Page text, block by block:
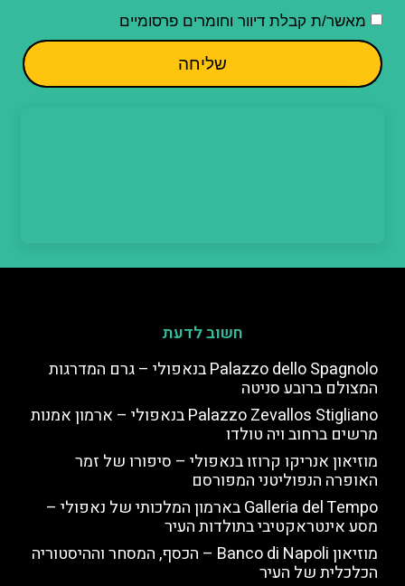
מאשר/ת קבלת דיוור וחומרים פרסומיים
שליחה
חשוב לדעת
Palazzo dello Spagnolo בנאפולי – גרם המדרגות
המצולם ברובע סניטה
Palazzo Zevallos Stigliano בנאפולי – ארמון אמנות
מרשים ברחוב ויה טולדו
מוזיאון אנריקו קרוזו בנאפולי – סיפורו של זמר
האופרה הנפוליטני המפורסם
Galleria del Tempo בארמון המלכותי של נאפולי –
מסע אינטראקטיבי בתולדות העיר
מוזיאון Banco di Napoli – הכסף, המסחר וההיסטוריה
הכלכלית של העיר